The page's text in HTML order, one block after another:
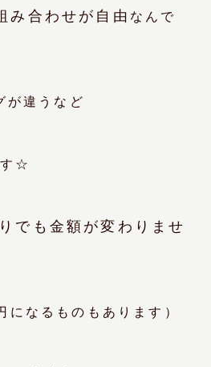
み合わせが自由 なんで
が違うなど
す☆
でも金額が変わりませ
なるものもあります）